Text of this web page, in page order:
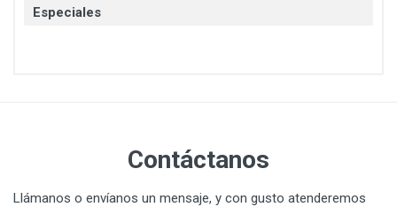
CAT
CRAFTSMAN 77
Especiales
Contáctanos
Llámanos o envíanos un mensaje, y con gusto atenderemos